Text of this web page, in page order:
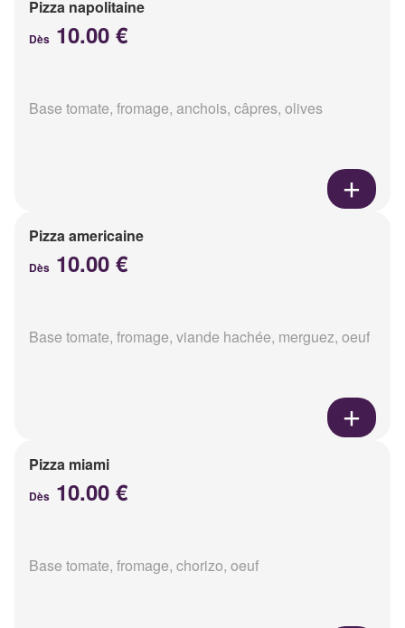
Pizza napolitaine
Dès 10.00 €
Base tomate, fromage, anchois, câpres, olives
Pizza americaine
Dès 10.00 €
Base tomate, fromage, viande hachée, merguez, oeuf
Pizza miami
Dès 10.00 €
Base tomate, fromage, chorizo, oeuf